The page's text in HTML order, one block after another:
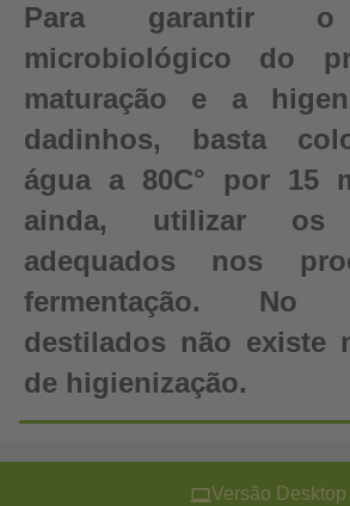
Para garantir o
microbiológico do
maturação e a
dadinhos, basta
água a 80C° por 15
ainda, utilizar os
adequados nos
fermentação.
destilados não existe
de higienização.
Versão Desktop